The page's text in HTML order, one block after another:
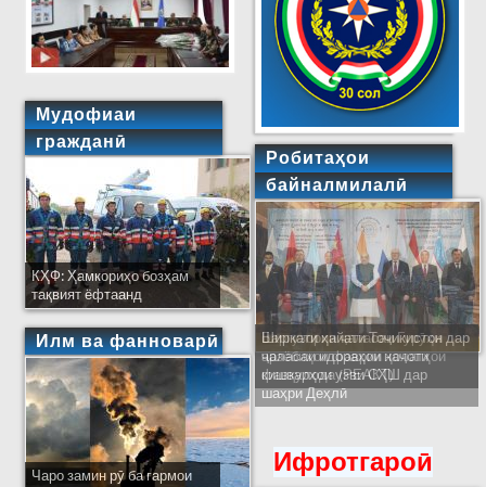
Мудофиаи
гражданӣ
КҲФ: Ҳамкориҳо бозҳам
тақвият ёфтаанд
Илм ва фанноварӣ
Чаро замин рӯ ба гармои
Робитаҳои
байналмилалӣ
Ширкати ҳайати Тоҷикистон дар
ҷаласаи идораҳои наҷоти
кишварҳои узви СҲШ дар
шаҳри Деҳлӣ
Ифротгароӣ